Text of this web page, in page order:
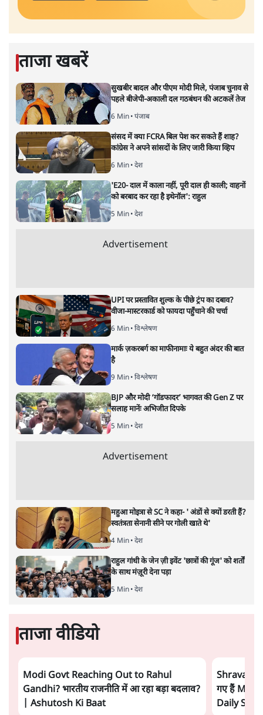
ताजा खबरें
सुखबीर बादल और पीएम मोदी मिले, पंजाब चुनाव से
पहले बीजेपी-अकाली दल गठबंधन की अटकलें तेज
6 Min• पंजाब
संसद में क्या FCRA बिल पेश कर सकते हैं शाह?
कांग्रेस ने अपने सांसदों के लिए जारी किया व्हिप
6 Min• देश
'E20- दाल में काला नहीं, पूरी दाल ही काली; वाहनों
को बरबाद कर रहा है इथेनॉल': राहुल
5 Min• देश
Advertisement
UPI पर प्रस्तावित शुल्क के पीछे ट्रंप का दबाव?
वीजा-मास्टरकार्ड को फायदा पहुँचाने की चर्चा
6 Min• विश्लेषण
मार्क ज़करबर्ग का माफीनामाः ये बहुत अंदर की बात
है
9 Min• विश्लेषण
BJP और मोदी ‘गॉडफादर’ भागवत की Gen Z पर
सलाह मानेंः अभिजीत दिपके
5 Min• देश
Advertisement
महुआ मोइत्रा से SC ने कहा- ' अंडों से क्यों डरती हैं?
स्वतंत्रता सेनानी सीने पर गोली खाते थे'
4 Min• देश
राहुल गांधी के जेन ज़ी इवेंट 'छात्रों की गूंज' को शर्तों
के साथ मंज़ूरी देना पड़ा
5 Min• देश
ताजा वीडियो
Modi Govt Reaching Out to Rahul
Gandhi? भारतीय राजनीति में आ रहा बड़ा बदलाव?
| Ashutosh Ki Baat
Shravan
गए हैं
Daily